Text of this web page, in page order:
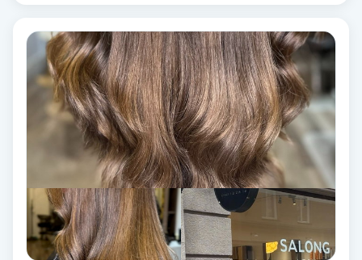
Vampyrbehandling
Vaxning
Vaxning brasiliansk
Vibrationsmassage